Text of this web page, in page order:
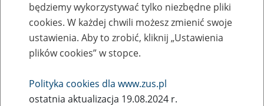
Rodzina 500+ przez PUE ZUS – nowy
okres świadczeniowy w 2021 roku
29
stycznia
2021
będziemy wykorzystywać tylko niezbędne pliki
cookies. W każdej chwili możesz zmienić swoje
ustawienia. Aby to zrobić, kliknij „Ustawienia
plików cookies” w stopce.
Polityka cookies dla www.zus.pl
ostatnia aktualizacja 19.08.2024 r.